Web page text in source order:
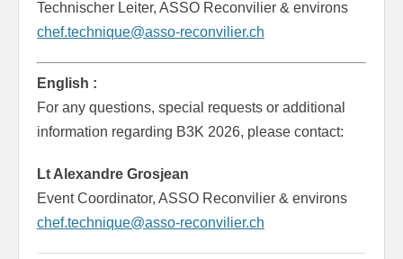
Technischer Leiter, ASSO Reconvilier & environs
chef.technique@asso-reconvilier.ch
English :
For any questions, special requests or additional
information regarding B3K 2026, please contact:
Lt Alexandre Grosjean
Event Coordinator, ASSO Reconvilier & environs
chef.technique@asso-reconvilier.ch